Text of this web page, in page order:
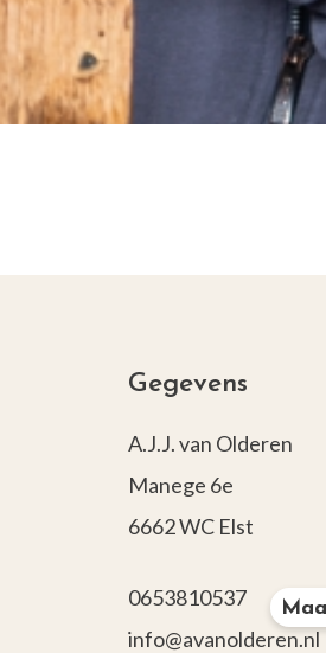
Gegevens
A.J.J. van Olderen
Manege 6e
6662 WC Elst
0653810537
info@avanolderen.nl